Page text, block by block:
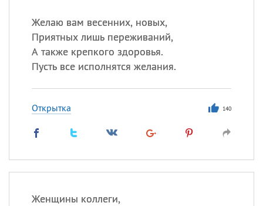
Желаю вам весенних, новых,
Приятных лишь переживаний,
А также крепкого здоровья.
Пусть все исполнятся желания.
Открытка 140
Женщины коллеги,